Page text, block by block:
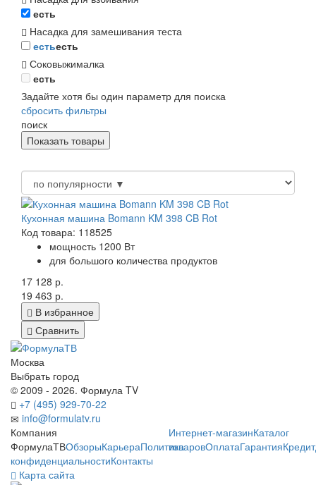
есть
Насадка для замешивания теста
естьесть
Соковыжималка
есть
Задайте хотя бы один параметр для поиска
сбросить фильтры
поиск
Кухонная машина Bomann KM 398 CB Rot
Код товара: 118525
мощность 1200 Вт
для большого количества продуктов
17 128 р.
19 463 р.
В избранное
Сравнить
Москва
Выбрать город
© 2009 - 2026. Формула TV
+7 (495) 929-70-22
info@formulatv.ru
Компания
ФормулаТВОбзорыКарьераПолитика
конфиденциальностиКонтакты
Интернет-магазинКаталог
товаровОплатаГарантияКредит
Карта сайта